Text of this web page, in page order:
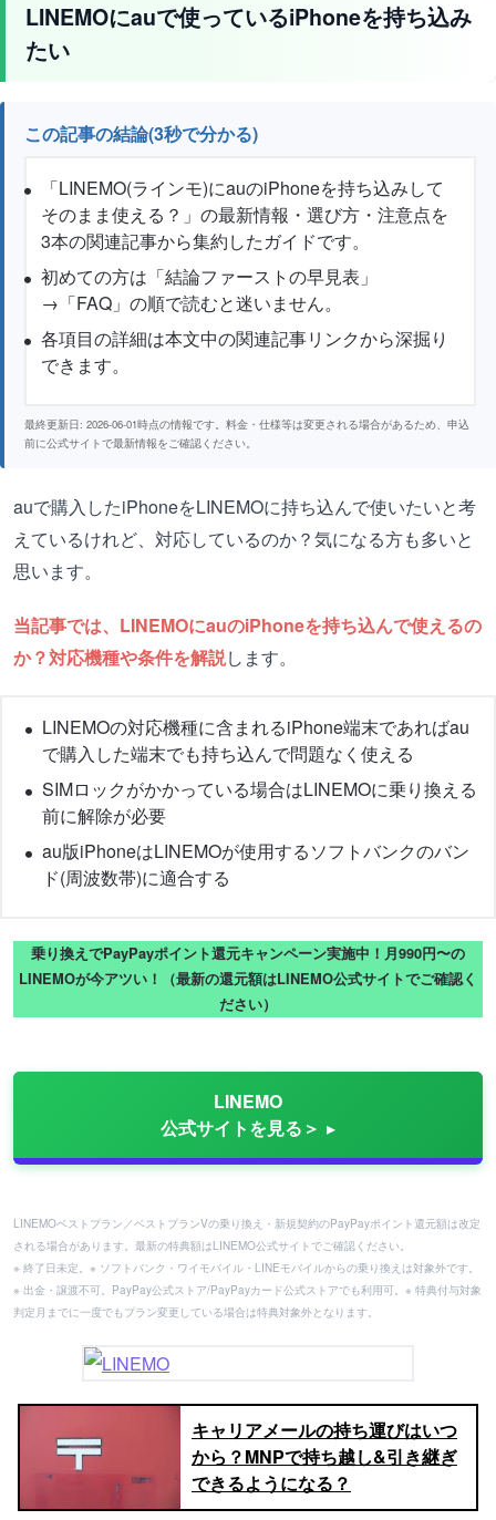
LINEMOにauで使っているiPhoneを持ち込み
たい
この記事の結論(3秒で分かる)
「LINEMO(ラインモ)にauのiPhoneを持ち込みして
そのまま使える？」の最新情報・選び方・注意点を
3本の関連記事から集約したガイドです。
初めての方は「結論ファーストの早見表」
→「FAQ」の順で読むと迷いません。
各項目の詳細は本文中の関連記事リンクから深掘り
できます。
最終更新日: 2026-06-01時点の情報です。料金・仕様等は変更される場合があるため、申込
前に公式サイトで最新情報をご確認ください。
auで購入したiPhoneをLINEMOに持ち込んで使いたいと考
えているけれど、対応しているのか？気になる方も多いと
思います。
当記事では、LINEMOにauのiPhoneを持ち込んで使えるの
か？対応機種や条件を解説します。
LINEMOの対応機種に含まれるiPhone端末であればau
で購入した端末でも持ち込んで問題なく使える
SIMロックがかかっている場合はLINEMOに乗り換える
前に解除が必要
au版iPhoneはLINEMOが使用するソフトバンクのバン
ド(周波数帯)に適合する
乗り換えでPayPayポイント還元キャンペーン実施中！月990円〜の
LINEMOが今アツい！（最新の還元額はLINEMO公式サイトでご確認く
ださい）
LINEMO
公式サイトを見る＞
LINEMOベストプラン／ベストプランVの乗り換え・新規契約のPayPayポイント還元額は改定
される場合があります。最新の特典額はLINEMO公式サイトでご確認ください。
※ 終了日未定。※ ソフトバンク・ワイモバイル・LINEモバイルからの乗り換えは対象外です。
※ 出金・譲渡不可。PayPay公式ストア/PayPayカード公式ストアでも利用可。※ 特典付与対象
判定月までに一度でもプラン変更している場合は特典対象外となります。
キャリアメールの持ち運びはいつ
から？MNPで持ち越し&引き継ぎ
できるようになる？